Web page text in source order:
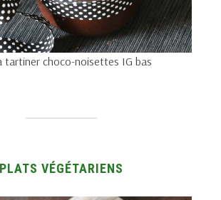
tartiner choco-noisettes IG bas
PLATS VÉGÉTARIENS